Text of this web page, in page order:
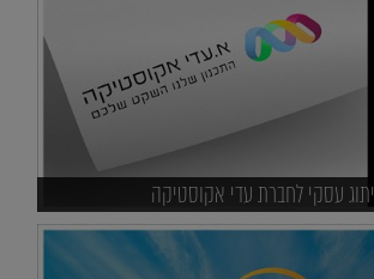
עסקי לחברת עדי אקוסטיקה